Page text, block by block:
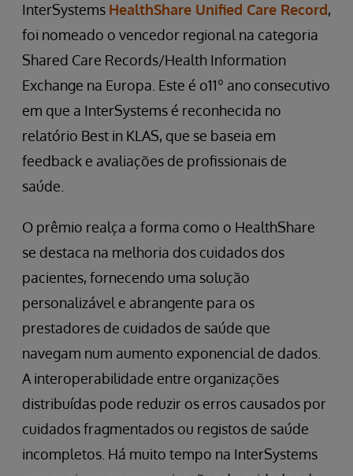
InterSystems HealthShare Unified Care Record,
foi nomeado o vencedor regional na categoria
Shared Care Records/Health Information
Exchange na Europa. Este é o11º ano consecutivo
em que a InterSystems é reconhecida no
relatório Best in KLAS, que se baseia em
feedback e avaliações de profissionais de
saúde.
O prêmio realça a forma como o HealthShare
se destaca na melhoria dos cuidados dos
pacientes, fornecendo uma solução
personalizável e abrangente para os
prestadores de cuidados de saúde que
navegam num aumento exponencial de dados.
A interoperabilidade entre organizações
distribuídas pode reduzir os erros causados por
cuidados fragmentados ou registos de saúde
incompletos. Há muito tempo na InterSystems